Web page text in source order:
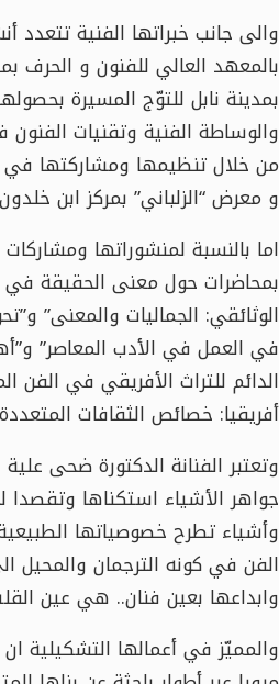
والى جانب خبراتها الفنية
بالمعهد العالي للفنون و الحرف
والوساطة الفنية وتقنيات
من خلال تنظيمها ومشاركتها في
و معرض “الزلباني” بمركز ابن
اما بالنسبة لمنشوراتها
بمحاضرات حول معنى الحقيقة في
الوثائقي: الجماليات والمعنى”
في العمل في الأدب المعاصر”
الدائم للتراث الأفريقي في الفن
أفريقيا: خصائص الثقافات
وتعتبر الفنانة الدكتورة ضحى
جواهر الأشياء استكناها
وأشياء تطرح خصوصياتها
الفن في كونه الترجمان
وابداعها بعين فنان.. هي عين
والمميّز في أعمالها التشكيلية